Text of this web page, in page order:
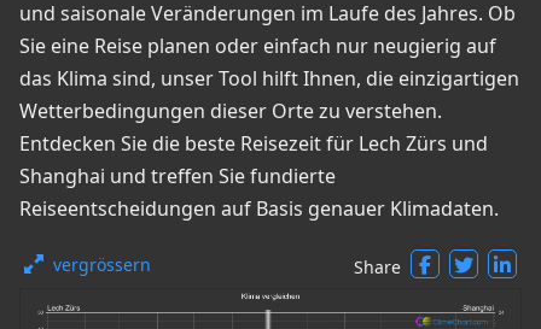
und saisonale Veränderungen im Laufe des Jahres. Ob
Sie eine Reise planen oder einfach nur neugierig auf
das Klima sind, unser Tool hilft Ihnen, die einzigartigen
Wetterbedingungen dieser Orte zu verstehen.
Entdecken Sie die beste Reisezeit für Lech Zürs und
Shanghai und treffen Sie fundierte
Reiseentscheidungen auf Basis genauer Klimadaten.
vergrössern Share